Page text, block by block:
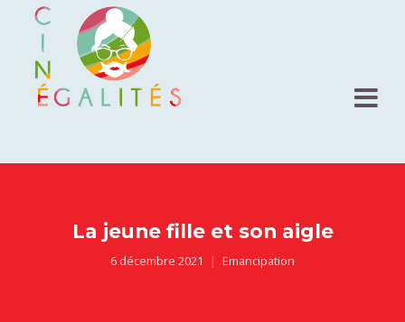
La jeune fille et son aigle
6 décembre 2021 Emancipation